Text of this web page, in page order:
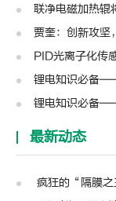
联净电磁加热辊将
贾奎：创新攻坚，自
PID光离子化传
锂电知识必备
锂电知识必备
最新动态
疯狂的“隔膜之